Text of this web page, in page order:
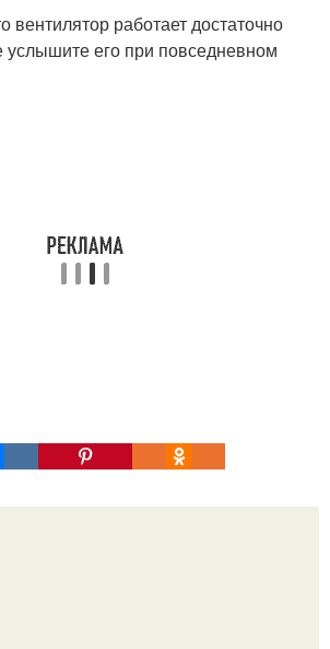
вентилятор работает достаточно
его при повседневном